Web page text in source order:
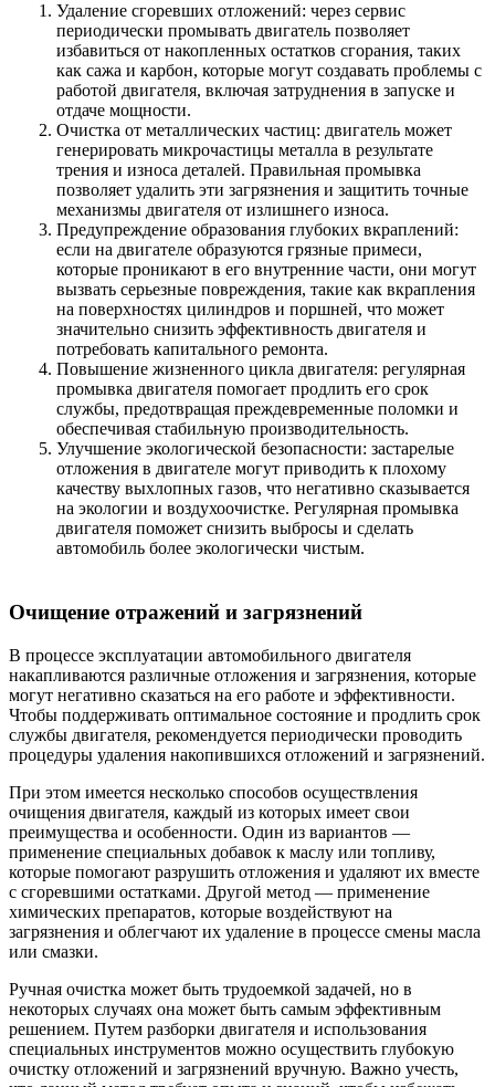
Удаление сгоревших отложений: через сервис
периодически промывать двигатель позволяет
избавиться от накопленных остатков сгорания, таких
как сажа и карбон, которые могут создавать проблемы с
работой двигателя, включая затруднения в запуске и
отдаче мощности.
Очистка от металлических частиц: двигатель может
генерировать микрочастицы металла в результате
трения и износа деталей. Правильная промывка
позволяет удалить эти загрязнения и защитить точные
механизмы двигателя от излишнего износа.
Предупреждение образования глубоких вкраплений:
если на двигателе образуются грязные примеси,
которые проникают в его внутренние части, они могут
вызвать серьезные повреждения, такие как вкрапления
на поверхностях цилиндров и поршней, что может
значительно снизить эффективность двигателя и
потребовать капитального ремонта.
Повышение жизненного цикла двигателя: регулярная
промывка двигателя помогает продлить его срок
службы, предотвращая преждевременные поломки и
обеспечивая стабильную производительность.
Улучшение экологической безопасности: застарелые
отложения в двигателе могут приводить к плохому
качеству выхлопных газов, что негативно сказывается
на экологии и воздухоочистке. Регулярная промывка
двигателя поможет снизить выбросы и сделать
автомобиль более экологически чистым.
Очищение отражений и загрязнений
В процессе эксплуатации автомобильного двигателя
накапливаются различные отложения и загрязнения, которые
могут негативно сказаться на его работе и эффективности.
Чтобы поддерживать оптимальное состояние и продлить срок
службы двигателя, рекомендуется периодически проводить
процедуры удаления накопившихся отложений и загрязнений.
При этом имеется несколько способов осуществления
очищения двигателя, каждый из которых имеет свои
преимущества и особенности. Один из вариантов —
применение специальных добавок к маслу или топливу,
которые помогают разрушить отложения и удаляют их вместе
с сгоревшими остатками. Другой метод — применение
химических препаратов, которые воздействуют на
загрязнения и облегчают их удаление в процессе смены масла
или смазки.
Ручная очистка может быть трудоемкой задачей, но в
некоторых случаях она может быть самым эффективным
решением. Путем разборки двигателя и использования
специальных инструментов можно осуществить глубокую
очистку отложений и загрязнений вручную. Важно учесть,